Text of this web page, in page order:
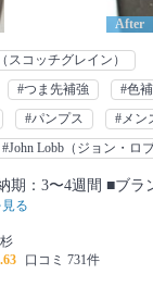
After
スコッチグレイン）
#つま先補強
#色
#パンプス
#メン
#John Lobb（ジョン・ロブ
期：3〜4週間 ■ブラ
る
口コミ 731件